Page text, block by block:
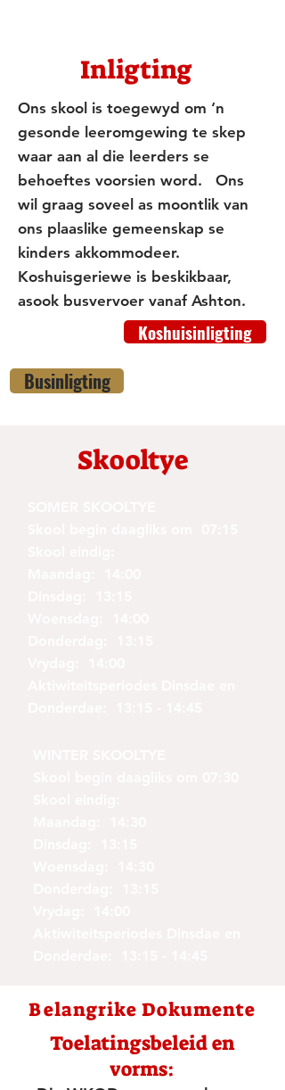
Inligting
Ons skool is toegewyd om ‘n
gesonde leeromgewing te skep
waar aan al die leerders se
behoeftes voorsien word. Ons
wil graag soveel as moontlik van
ons plaaslike gemeenskap se
kinders akkommodeer.
Koshuisgeriewe is beskikbaar,
asook busvervoer vanaf Ashton.
Koshuisinligting
Businligting
Skooltye
BelangrikeDokumente
Toelatingsbeleid en
vorms: